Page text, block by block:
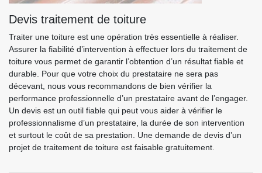
Devis traitement de toiture
Traiter une toiture est une opération très essentielle à réaliser.
Assurer la fiabilité d’intervention à effectuer lors du traitement de
toiture vous permet de garantir l’obtention d’un résultat fiable et
durable. Pour que votre choix du prestataire ne sera pas
décevant, nous vous recommandons de bien vérifier la
performance professionnelle d’un prestataire avant de l’engager.
Un devis est un outil fiable qui peut vous aider à vérifier le
professionnalisme d’un prestataire, la durée de son intervention
et surtout le coût de sa prestation. Une demande de devis d’un
projet de traitement de toiture est faisable gratuitement.